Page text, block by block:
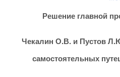
Решение главной
Чекалин О.В. и Пустов
самостоятельных